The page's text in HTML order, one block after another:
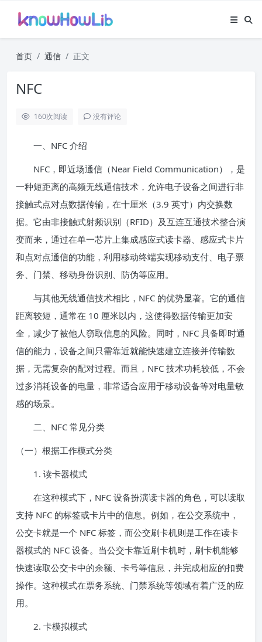
首页 通信 正文
NFC
160次阅读 没有评论
一、NFC 介绍
NFC，即近场通信（Near Field Communication），是
一种短距离的高频无线通信技术，允许电子设备之间进行非
接触式点对点数据传输，在十厘米（3.9 英寸）内交换数
据。它由非接触式射频识别（RFID）及互连互通技术整合演
变而来，通过在单一芯片上集成感应式读卡器、感应式卡片
和点对点通信的功能，利用移动终端实现移动支付、电子票
务、门禁、移动身份识别、防伪等应用。
与其他无线通信技术相比，NFC 的优势显著。它的通信
距离较短，通常在 10 厘米以内，这使得数据传输更加安
全，减少了被他人窃取信息的风险。同时，NFC 具备即时通
信的能力，设备之间只需靠近就能快速建立连接并传输数
据，无需复杂的配对过程。而且，NFC 技术功耗较低，不会
过多消耗设备的电量，非常适合应用于移动设备等对电量敏
感的场景。
二、NFC 常见分类
（一）根据工作模式分类
1. 读卡器模式
在这种模式下，NFC 设备扮演读卡器的角色，可以读取
支持 NFC 的标签或卡片中的信息。例如，在公交系统中，
公交卡就是一个 NFC 标签，而公交刷卡机则是工作在读卡
器模式的 NFC 设备。当公交卡靠近刷卡机时，刷卡机能够
快速读取公交卡中的余额、卡号等信息，并完成相应的扣费
操作。这种模式在票务系统、门禁系统等领域有着广泛的应
用。
2. 卡模拟模式